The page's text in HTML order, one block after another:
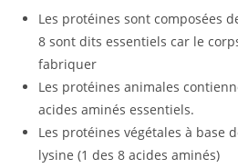
Les protéines sont composées
8 sont dits essentiels car le
fabriquer
Les protéines animales
acides aminés essentiels.
Les protéines végétales à base
lysine (1 des 8 acides aminés)